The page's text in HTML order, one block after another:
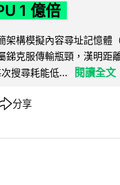
1 億倍
架構模擬內容尋址記憶體
銻克服傳輸瓶頸，漢明距
搜尋耗能低...
閱讀全文
分享